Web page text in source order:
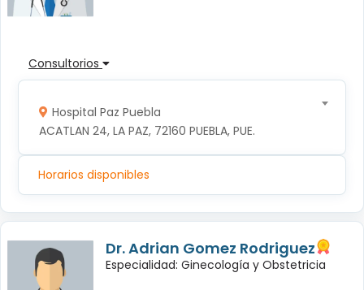
Consultorios
Hospital Paz Puebla
ACATLAN 24, LA PAZ, 72160 PUEBLA, PUE.
Horarios disponibles
Dr. Adrian Gomez Rodriguez
Especialidad: Ginecología y Obstetricia